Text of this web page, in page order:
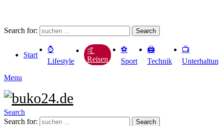
Search for: Search
Start
⌚️
Lifestyle
🤙
Reisen
⚽️
Sport
🖨️
Technik
📺
Menu
Search
Search for:
Search